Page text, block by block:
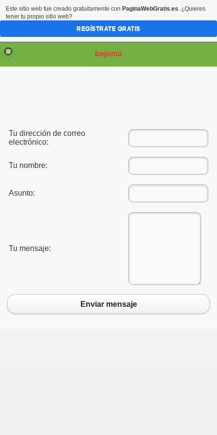
bejoma
Tu dirección de correo
electrónico:
Tu nombre:
Asunto:
Tu mensaje:
Enviar mensaje
Este sitio web fue creado gratuitamente con PaginaWebGratis.es. ¿Quieres
tener tu propio sitio web?
REGÍSTRATE GRATIS